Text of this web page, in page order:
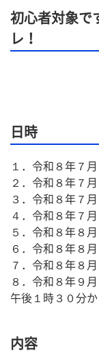
初心者対象で
レ！
日時
１．令和８年７
２．令和８年７
３．令和８年７
４．令和８年７
５．令和８年８
６．令和８年８
７．令和８年８
８．令和８年９月
午後１時３０分
内容